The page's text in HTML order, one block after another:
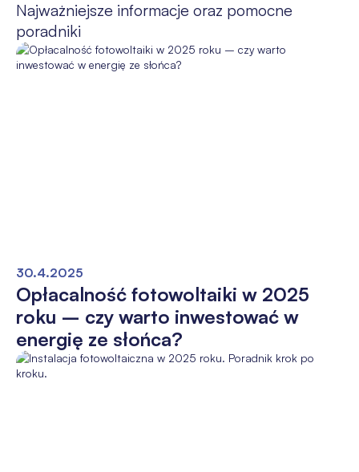
Najważniejsze informacje oraz pomocne
poradniki
30.4.2025
Opłacalność fotowoltaiki w 2025
roku – czy warto inwestować w
energię ze słońca?